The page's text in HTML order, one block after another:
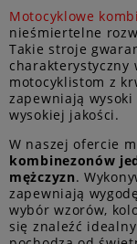
Motocyklowe
nieśmiertelne
Takie stroje
charakterystyczny
motocyklistom z
zapewniają
wysokiej jakości.
W naszej ofercie
kombinezonów
mężczyzn.
zapewniają
wybór wzorów,
się znaleźć